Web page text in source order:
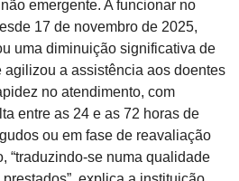
emergente. A funcionar no
17 de novembro de 2025,
uma diminuição significativa de
a assistência aos doentes
no atendimento, com
entre as 24 e as 72 horas de
ou em fase de reavaliação
“traduzindo-se numa qualidade